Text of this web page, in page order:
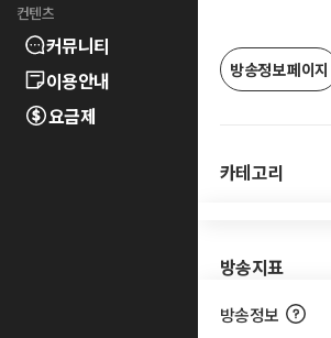
컨텐츠
커뮤니티
이용안내
요금제
방송정보 페이지
카테고리
방송지표
방송정보